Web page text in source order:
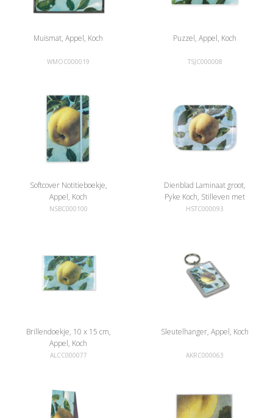
Muismat, Appel, Koch
WMOC000019
Puzzel, Appel, Koch
TSJC000008
Softcover Notitieboekje,
Appel, Koch
NSBC000100
Dienblad Laminaat groot,
Pyke Koch, Stilleven met
appel
HSTC000093
Brillendoekje, 10 x 15 cm,
Appel, Koch
ALCC000077
Sleutelhanger, Appel, Koch
AKRC000063